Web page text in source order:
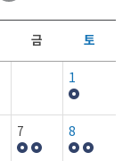
금 토
1
7 8